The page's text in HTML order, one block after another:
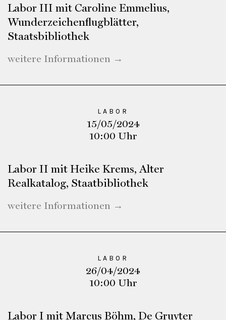
Labor III mit Caroline Emmelius,
Wunderzeichenflugblätter,
Staatsbibliothek
weitere Informationen →
LABOR
15/05/2024
10:00 Uhr
Labor II mit Heike Krems, Alter
Realkatalog, Staatbibliothek
weitere Informationen →
LABOR
26/04/2024
10:00 Uhr
Labor I mit Marcus Böhm, De Gruyter